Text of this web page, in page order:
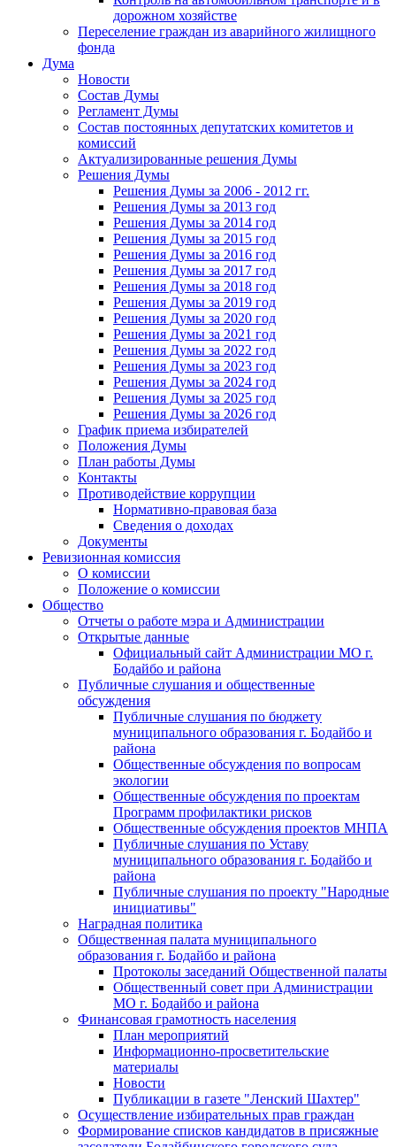
дорожном хозяйстве
Переселение граждан из аварийного жилищного
фонда
Дума
Новости
Состав Думы
Регламент Думы
Состав постоянных депутатских комитетов и
комиссий
Актуализированные решения Думы
Решения Думы
Решения Думы за 2006 - 2012 гг.
Решения Думы за 2013 год
Решения Думы за 2014 год
Решения Думы за 2015 год
Решения Думы за 2016 год
Решения Думы за 2017 год
Решения Думы за 2018 год
Решения Думы за 2019 год
Решения Думы за 2020 год
Решения Думы за 2021 год
Решения Думы за 2022 год
Решения Думы за 2023 год
Решения Думы за 2024 год
Решения Думы за 2025 год
Решения Думы за 2026 год
График приема избирателей
Положения Думы
План работы Думы
Контакты
Противодействие коррупции
Нормативно-правовая база
Сведения о доходах
Документы
Ревизионная комиссия
О комиссии
Положение о комиссии
Общество
Отчеты о работе мэра и Администрации
Открытые данные
Официальный сайт Администрации МО г.
Бодайбо и района
Публичные слушания и общественные
обсуждения
Публичные слушания по бюджету
муниципального образования г. Бодайбо и
района
Общественные обсуждения по вопросам
экологии
Общественные обсуждения по проектам
Программ профилактики рисков
Общественные обсуждения проектов МНПА
Публичные слушания по Уставу
муниципального образования г. Бодайбо и
района
Публичные слушания по проекту "Народные
инициативы"
Наградная политика
Общественная палата муниципального
образования г. Бодайбо и района
Протоколы заседаний Общественной палаты
Общественный совет при Администрации
МО г. Бодайбо и района
Финансовая грамотность населения
План мероприятий
Информационно-просветительские
материалы
Новости
Публикации в газете "Ленский Шахтер"
Осуществление избирательных прав граждан
Формирование списков кандидатов в присяжные